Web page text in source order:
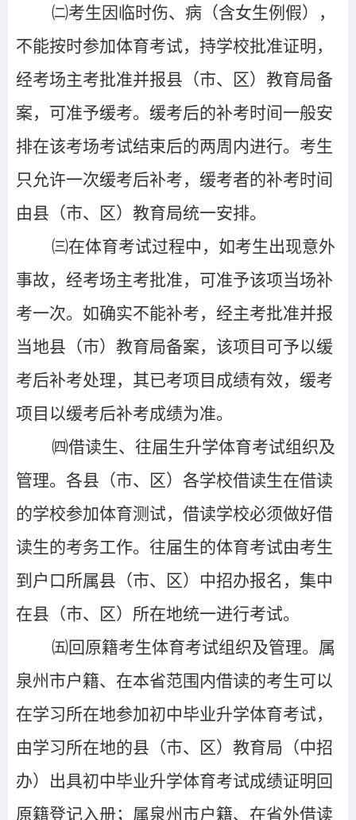
㈡考生因临时伤、病（含女生例假），
不能按时参加体育考试，持学校批准证明，
经考场主考批准并报县（市、区）教育局备
案，可准予缓考。缓考后的补考时间一般安
排在该考场考试结束后的两周内进行。考生
只允许一次缓考后补考，缓考者的补考时间
由县（市、区）教育局统一安排。
㈢在体育考试过程中，如考生出现意外
事故，经考场主考批准，可准予该项当场补
考一次。如确实不能补考，经主考批准并报
当地县（市）教育局备案，该项目可予以缓
考后补考处理，其已考项目成绩有效，缓考
项目以缓考后补考成绩为准。
㈣借读生、往届生升学体育考试组织及
管理。各县（市、区）各学校借读生在借读
的学校参加体育测试，借读学校必须做好借
读生的考务工作。往届生的体育考试由考生
到户口所属县（市、区）中招办报名，集中
在县（市、区）所在地统一进行考试。
㈤回原籍考生体育考试组织及管理。属
泉州市户籍、在本省范围内借读的考生可以
在学习所在地参加初中毕业升学体育考试，
由学习所在地的县（市、区）教育局（中招
办）出具初中毕业升学体育考试成绩证明回
原籍登记入册；属泉州市户籍、在省外借读